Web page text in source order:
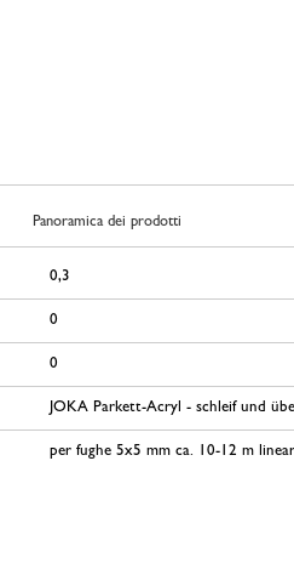
Panoramica dei prodotti
0,3
0
0
JOKA Parkett-Acryl - schleif und
per fughe 5x5 mm ca. 10-12 m